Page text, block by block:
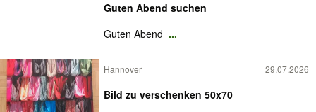
Guten Abend suchen
Guten Abend ...
Hannover 29.07.2026
Bild zu verschenken 50x70